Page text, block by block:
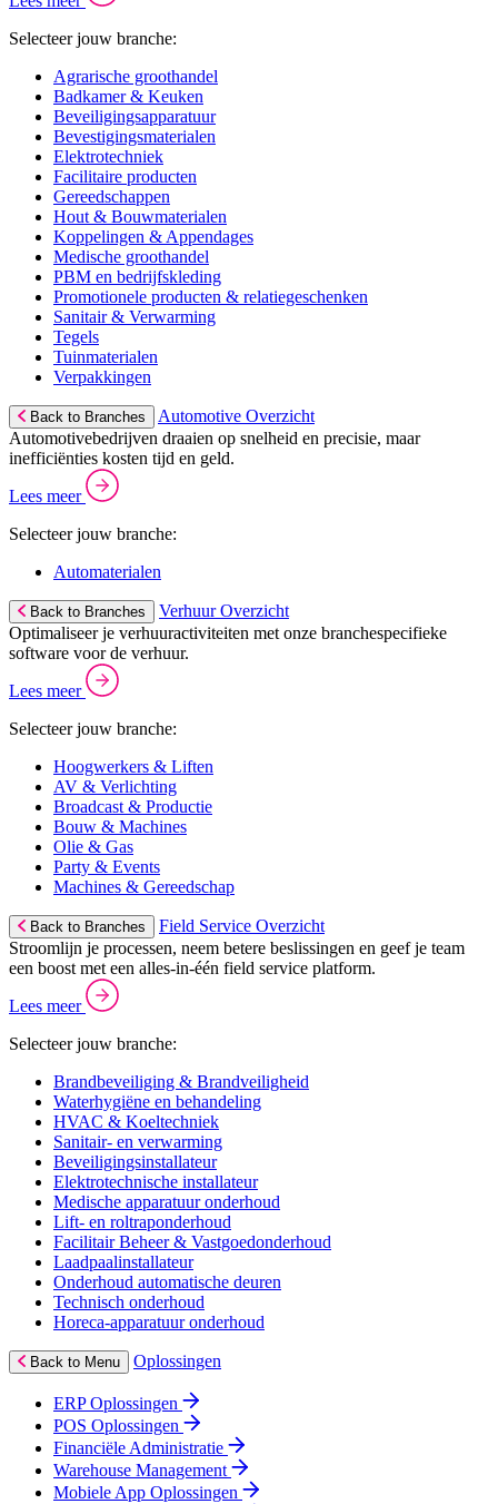
Selecteer jouw branche:
Agrarische groothandel
Badkamer & Keuken
Beveiligingsapparatuur
Bevestigingsmaterialen
Elektrotechniek
Facilitaire producten
Gereedschappen
Hout & Bouwmaterialen
Koppelingen & Appendages
Medische groothandel
PBM en bedrijfskleding
Promotionele producten & relatiegeschenken
Sanitair & Verwarming
Tegels
Tuinmaterialen
Verpakkingen
Back to Branches
Automotive Overzicht
Automotivebedrijven draaien op snelheid en precisie, maar
inefficiënties kosten tijd en geld.
Lees meer
Selecteer jouw branche:
Automaterialen
Back to Branches
Verhuur Overzicht
Optimaliseer je verhuuractiviteiten met onze branchespecifieke
software voor de verhuur.
Lees meer
Selecteer jouw branche:
Hoogwerkers & Liften
AV & Verlichting
Broadcast & Productie
Bouw & Machines
Olie & Gas
Party & Events
Machines & Gereedschap
Back to Branches
Field Service Overzicht
Stroomlijn je processen, neem betere beslissingen en geef je team
een boost met een alles-in-één field service platform.
Lees meer
Selecteer jouw branche:
Brandbeveiliging & Brandveiligheid
Waterhygiëne en behandeling
HVAC & Koeltechniek
Sanitair- en verwarming
Beveiligingsinstallateur
Elektrotechnische installateur
Medische apparatuur onderhoud
Lift- en roltraponderhoud
Facilitair Beheer & Vastgoedonderhoud
Laadpaalinstallateur
Onderhoud automatische deuren
Technisch onderhoud
Horeca-apparatuur onderhoud
Back to Menu Oplossingen
ERP Oplossingen
POS Oplossingen
Financiële Administratie
Warehouse Management
Mobiele App Oplossingen